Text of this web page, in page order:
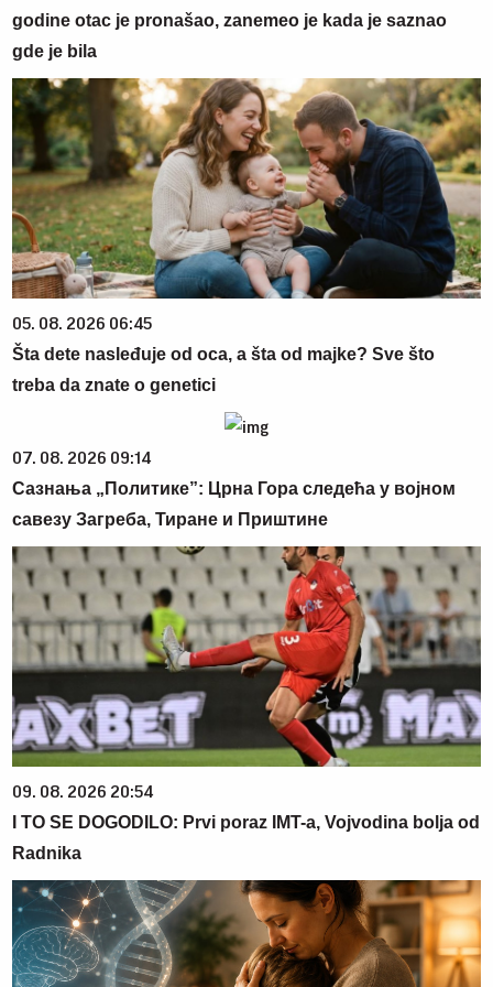
godine otac je pronašao, zanemeo je kada je saznao
gde je bila
05. 08. 2026 06:45
Šta dete nasleđuje od oca, a šta od majke? Sve što
treba da znate o genetici
07. 08. 2026 09:14
Сазнања „Политике”: Црна Гора следећа у војном
савезу Загреба, Тиране и Приштине
09. 08. 2026 20:54
I TO SE DOGODILO: Prvi poraz IMT-a, Vojvodina bolja od
Radnika